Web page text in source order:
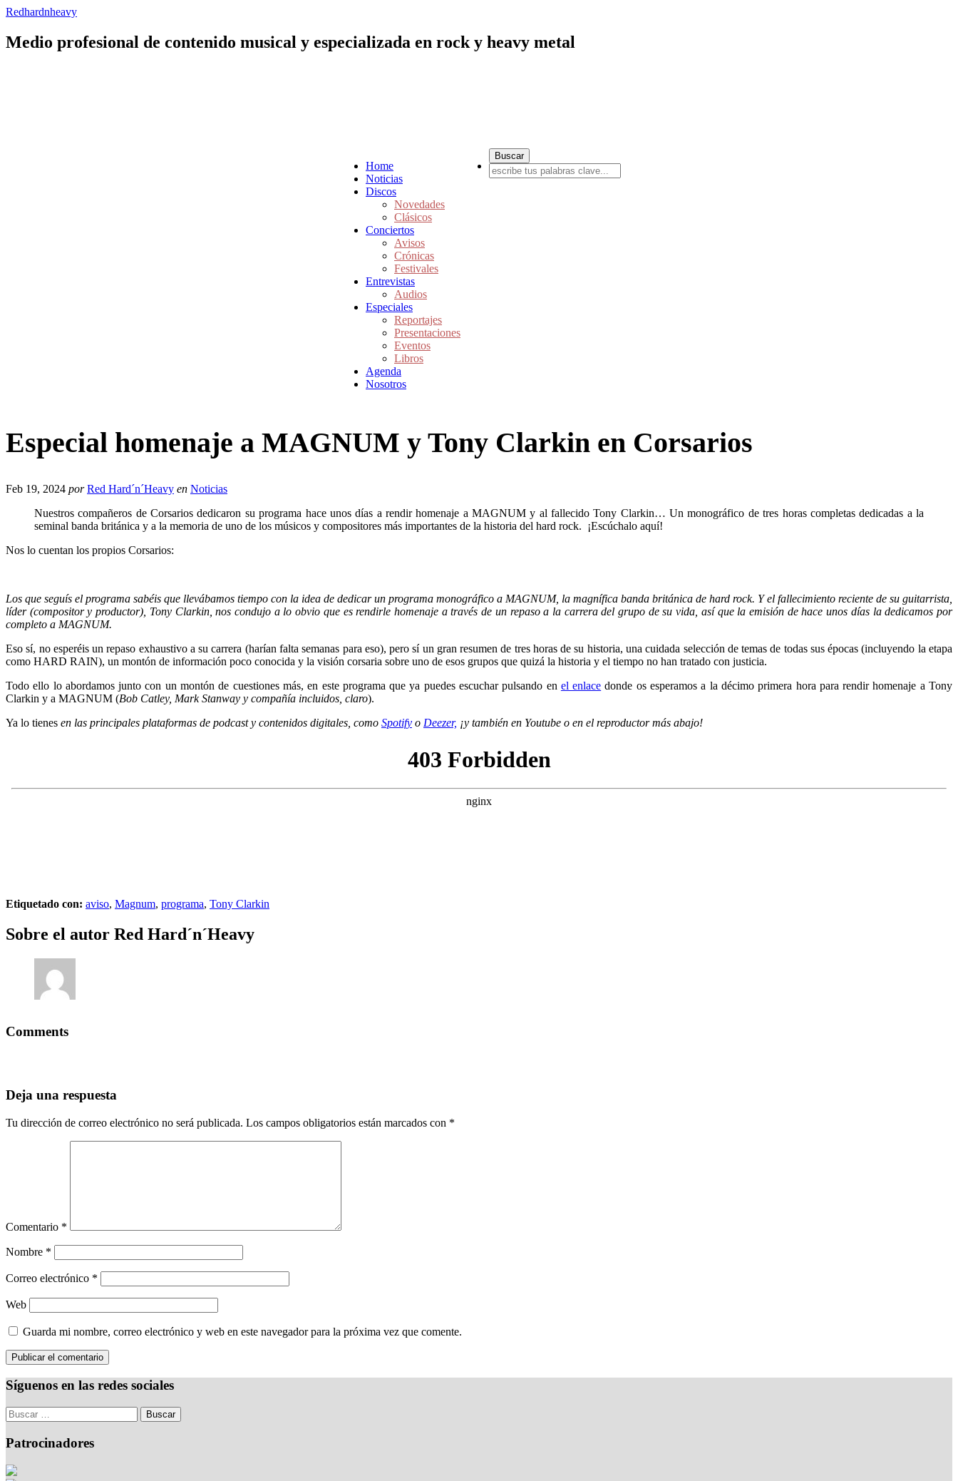
Redhardnheavy
Medio profesional de contenido musical y especializada en rock y heavy metal
Home
Noticias
Discos
Novedades
Clásicos
Conciertos
Avisos
Crónicas
Festivales
Entrevistas
Audios
Especiales
Reportajes
Presentaciones
Eventos
Libros
Agenda
Nosotros
Especial homenaje a MAGNUM y Tony Clarkin en Corsarios
Feb 19, 2024 por Red Hard´n´Heavy en Noticias
Nuestros compañeros de Corsarios dedicaron su programa hace unos días a rendir homenaje a MAGNUM y al fallecido Tony Clarkin… Un monográfico de tres horas completas dedicadas a la
seminal banda británica y a la memoria de uno de los músicos y compositores más importantes de la historia del hard rock. ¡Escúchalo aquí!
Nos lo cuentan los propios Corsarios:
Los que seguís el programa sabéis que llevábamos tiempo con la idea de dedicar un programa monográfico a MAGNUM, la magnífica banda británica de hard rock. Y el fallecimiento reciente de su guitarrista,
líder (compositor y productor), Tony Clarkin, nos condujo a lo obvio que es rendirle homenaje a través de un repaso a la carrera del grupo de su vida, así que la emisión de hace unos días la dedicamos por
completo a MAGNUM.
Eso sí, no esperéis un repaso exhaustivo a su carrera (harían falta semanas para eso), pero sí un gran resumen de tres horas de su historia, una cuidada selección de temas de todas sus épocas (incluyendo la etapa
como HARD RAIN), un montón de información poco conocida y la visión corsaria sobre uno de esos grupos que quizá la historia y el tiempo no han tratado con justicia.
Todo ello lo abordamos junto con un montón de cuestiones más, en este programa que ya puedes escuchar pulsando en el enlace donde os esperamos a la décimo primera hora para rendir homenaje a Tony
Clarkin y a MAGNUM (Bob Catley, Mark Stanway y compañía incluidos, claro).
Ya lo tienes en las principales plataformas de podcast y contenidos digitales, como Spotify o Deezer, ¡y también en Youtube o en el reproductor más abajo!
Etiquetado con: aviso, Magnum, programa, Tony Clarkin
Sobre el autor Red Hard´n´Heavy
Comments
Deja una respuesta
Tu dirección de correo electrónico no será publicada. Los campos obligatorios están marcados con *
Comentario *
Nombre *
Correo electrónico *
Web
Guarda mi nombre, correo electrónico y web en este navegador para la próxima vez que comente.
Síguenos en las redes sociales
Patrocinadores